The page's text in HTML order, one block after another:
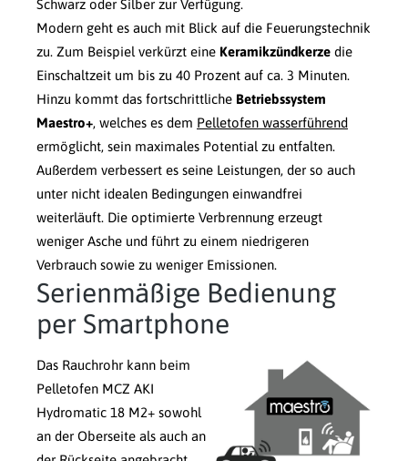
Schwarz oder Silber zur Verfügung.
Modern geht es auch mit Blick auf die Feuerungstechnik
zu. Zum Beispiel verkürzt eine Keramikzündkerze die
Einschaltzeit um bis zu 40 Prozent auf ca. 3 Minuten.
Hinzu kommt das fortschrittliche Betriebssystem
Maestro+, welches es dem Pelletofen wasserführend
ermöglicht, sein maximales Potential zu entfalten.
Außerdem verbessert es seine Leistungen, der so auch
unter nicht idealen Bedingungen einwandfrei
weiterläuft. Die optimierte Verbrennung erzeugt
weniger Asche und führt zu einem niedrigeren
Verbrauch sowie zu weniger Emissionen.
Serienmäßige Bedienung
per Smartphone
Das Rauchrohr kann beim
Pelletofen MCZ AKI
Hydromatic 18 M2+ sowohl
an der Oberseite als auch an